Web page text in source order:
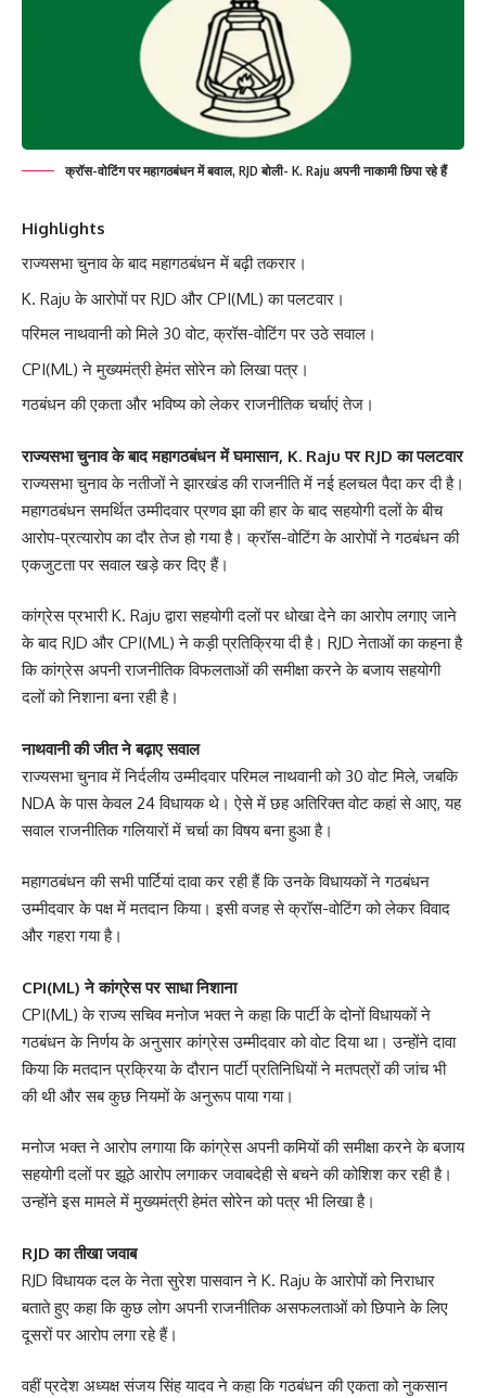
क्रॉस-वोटिंग पर महागठबंधन में बवाल, RJD बोली- K. Raju अपनी नाकामी छिपा रहे हैं
Highlights
राज्यसभा चुनाव के बाद महागठबंधन में बढ़ी तकरार।
K. Raju के आरोपों पर RJD और CPI(ML) का पलटवार।
परिमल नाथवानी को मिले 30 वोट, क्रॉस-वोटिंग पर उठे सवाल।
CPI(ML) ने मुख्यमंत्री हेमंत सोरेन को लिखा पत्र।
गठबंधन की एकता और भविष्य को लेकर राजनीतिक चर्चाएं तेज।
राज्यसभा चुनाव के बाद महागठबंधन में घमासान, K. Raju पर RJD का पलटवार
राज्यसभा चुनाव के नतीजों ने झारखंड की राजनीति में नई हलचल पैदा कर दी है।
महागठबंधन समर्थित उम्मीदवार प्रणव झा की हार के बाद सहयोगी दलों के बीच
आरोप-प्रत्यारोप का दौर तेज हो गया है। क्रॉस-वोटिंग के आरोपों ने गठबंधन की
एकजुटता पर सवाल खड़े कर दिए हैं।
कांग्रेस प्रभारी K. Raju द्वारा सहयोगी दलों पर धोखा देने का आरोप लगाए जाने
के बाद RJD और CPI(ML) ने कड़ी प्रतिक्रिया दी है। RJD नेताओं का कहना है
कि कांग्रेस अपनी राजनीतिक विफलताओं की समीक्षा करने के बजाय सहयोगी
दलों को निशाना बना रही है।
नाथवानी की जीत ने बढ़ाए सवाल
राज्यसभा चुनाव में निर्दलीय उम्मीदवार परिमल नाथवानी को 30 वोट मिले, जबकि
NDA के पास केवल 24 विधायक थे। ऐसे में छह अतिरिक्त वोट कहां से आए, यह
सवाल राजनीतिक गलियारों में चर्चा का विषय बना हुआ है।
महागठबंधन की सभी पार्टियां दावा कर रही हैं कि उनके विधायकों ने गठबंधन
उम्मीदवार के पक्ष में मतदान किया। इसी वजह से क्रॉस-वोटिंग को लेकर विवाद
और गहरा गया है।
CPI(ML) ने कांग्रेस पर साधा निशाना
CPI(ML) के राज्य सचिव मनोज भक्त ने कहा कि पार्टी के दोनों विधायकों ने
गठबंधन के निर्णय के अनुसार कांग्रेस उम्मीदवार को वोट दिया था। उन्होंने दावा
किया कि मतदान प्रक्रिया के दौरान पार्टी प्रतिनिधियों ने मतपत्रों की जांच भी
की थी और सब कुछ नियमों के अनुरूप पाया गया।
मनोज भक्त ने आरोप लगाया कि कांग्रेस अपनी कमियों की समीक्षा करने के बजाय
सहयोगी दलों पर झूठे आरोप लगाकर जवाबदेही से बचने की कोशिश कर रही है।
उन्होंने इस मामले में मुख्यमंत्री हेमंत सोरेन को पत्र भी लिखा है।
RJD का तीखा जवाब
RJD विधायक दल के नेता सुरेश पासवान ने K. Raju के आरोपों को निराधार
बताते हुए कहा कि कुछ लोग अपनी राजनीतिक असफलताओं को छिपाने के लिए
दूसरों पर आरोप लगा रहे हैं।
वहीं प्रदेश अध्यक्ष संजय सिंह यादव ने कहा कि गठबंधन की एकता को नुकसान